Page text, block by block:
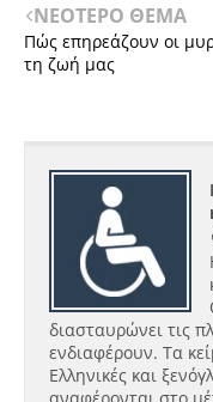
ΝΕΟΤΕΡΟ ΘΕΜΑ
Πώς επηρεάζουν οι
τη ζωή μας
διασταυρώνει τις
ενδιαφέρουν. Τα
Ελληνικές και